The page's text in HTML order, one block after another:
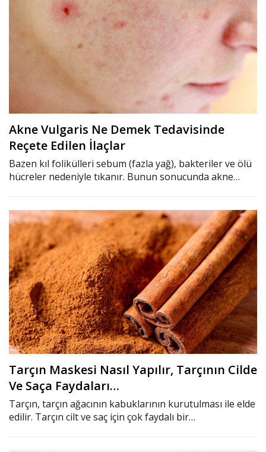
Akne Vulgaris Ne Demek Tedavisinde
Reçete Edilen İlaçlar
Bazen kıl folikülleri sebum (fazla yağ), bakteriler ve ölü
hücreler nedeniyle tıkanır. Bunun sonucunda akne…
Tarçın Maskesi Nasıl Yapılır, Tarçının Cilde
Ve Saça Faydaları…
Tarçın, tarçın ağacının kabuklarının kurutulması ile elde
edilir. Tarçın cilt ve saç için çok faydalı bir…